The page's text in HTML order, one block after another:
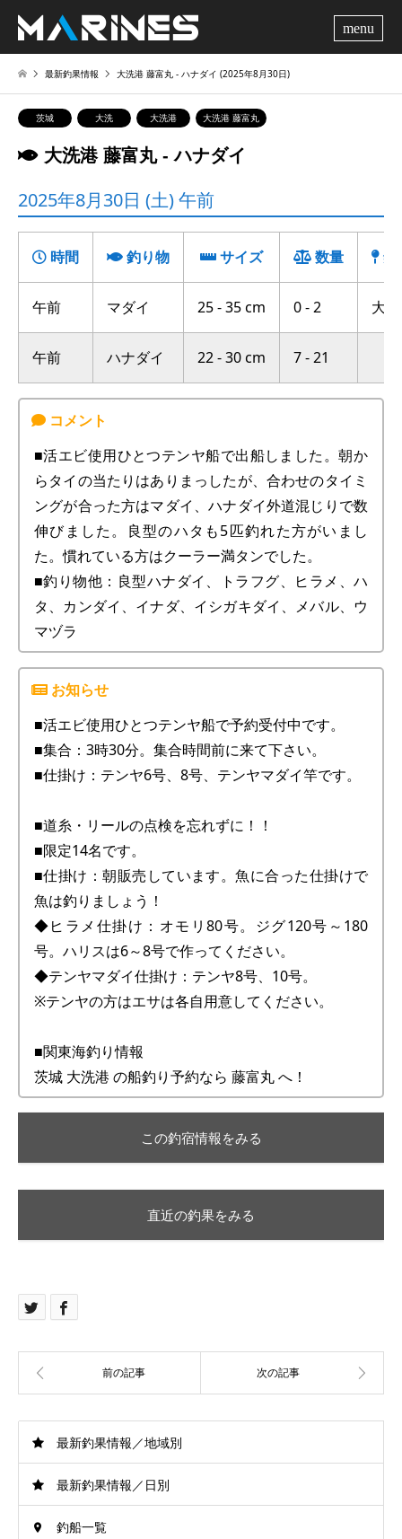
最新釣果情報 大洗港 藤富丸 ‐ ハナダイ (2025年8月30日)
茨城 大洗 大洗港 大洗港 藤富丸
大洗港 藤富丸 ‐ ハナダイ
2025年8月30日 (土) 午前
時間 釣り物 サイズ 数量 釣
午前 マダイ 25 - 35 cm 0 - 2 大
午前 ハナダイ 22 - 30 cm 7 - 21
■活エビ使用ひとつテンヤ船で出船しました。朝か
らタイの当たりはありまっしたが、合わせのタイミ
ングが合った方はマダイ、ハナダイ外道混じりで数
伸びました。良型のハタも5匹釣れた方がいまし
た。慣れている方はクーラー満タンでした。
■釣り物他：良型ハナダイ、トラフグ、ヒラメ、ハ
タ、カンダイ、イナダ、イシガキダイ、メバル、ウ
マヅラ
■活エビ使用ひとつテンヤ船で予約受付中です。
■集合：3時30分。集合時間前に来て下さい。
■仕掛け：テンヤ6号、8号、テンヤマダイ竿です。
■道糸・リールの点検を忘れずに！！
■限定14名です。
■仕掛け：朝販売しています。魚に合った仕掛けで
魚は釣りましょう！
◆ヒラメ仕掛け：オモリ80号。ジグ120号～180
号。ハリスは6～8号で作ってください。
◆テンヤマダイ仕掛け：テンヤ8号、10号。
※テンヤの方はエサは各自用意してください。
■関東海釣り情報
茨城 大洗港 の船釣り予約なら 藤富丸 へ！
この釣宿情報をみる
直近の釣果をみる
最新釣果情報／地域別
最新釣果情報／日別
釣船一覧